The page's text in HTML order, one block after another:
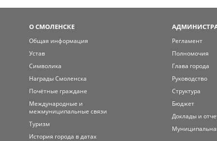
О СМОЛЕНСКЕ
Общая информация
Устав
Символика
Награды Смоленска
Почётные граждане
Международные и
межмуниципальные связи
Туризм
История города в датах
Регламент
Полномочия
Глава города
Руководство
Структура
Бюджет
Доклады и